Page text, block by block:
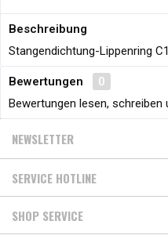
Beschreibung
Stangendichtung-Lippenring
Bewertungen
0
Bewertungen lesen, schreiben
NEWSLETTER
SERVICE HOTLINE
SHOP SERVICE